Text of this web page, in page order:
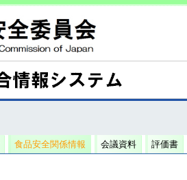
食品安全関係情報 会議資料 評価書